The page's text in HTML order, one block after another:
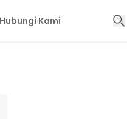
Hubungi Kami